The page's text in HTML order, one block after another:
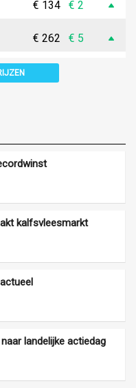
€ 134 € 2
€ 262 € 5
kalfsvleesmarkt
landelijke actiedag